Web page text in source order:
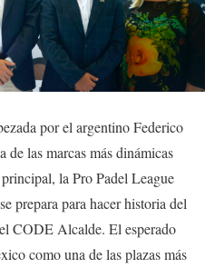
por el argentino Federico
las marcas más dinámicas
la Pro Padel League
prepara para hacer historia del
CODE Alcalde. El esperado
como una de las plazas más